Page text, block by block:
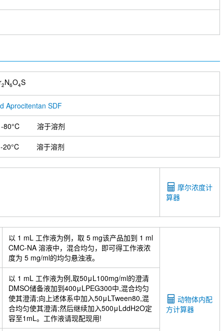
2N6O4S
Aprocitentan SDF
-80°C 溶于溶剂
-20°C 溶于溶剂
摩尔浓度计
算器
动物体内配
方计算器
以 1 mL 工作液为例，取 5 mg该产品加到 1 ml
CMC-NA 溶液中，混合均匀，即可得工作液浓
度为 5 mg/ml的均匀悬浊液。
以 1 mL 工作液为例,取50μL100mg/ml的澄清
DMSO储备液加到400μLPEG300中,混合均匀
使其澄清;向上述体系中加入50μLTween80,混
合均匀使其澄清;然后继续加入500μLddH2O定
容至1mL。工作液请现配现用!